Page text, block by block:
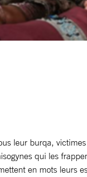
leur burqa,
qui les
en mots leurs